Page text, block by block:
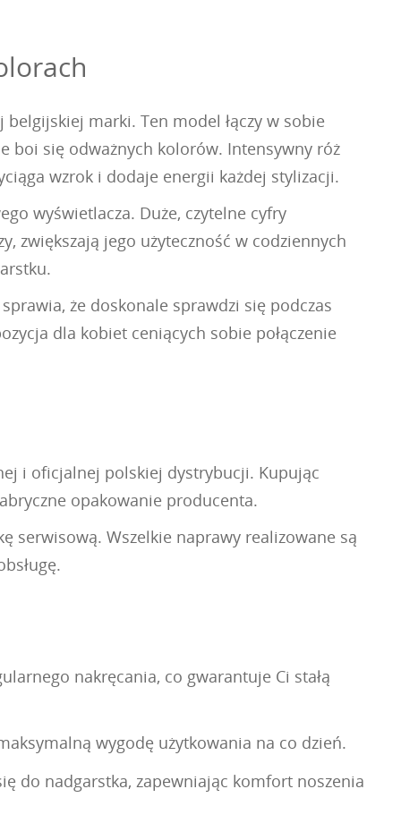
marki. Ten model łączy w sobie
boi się odważnych kolorów. Intensywny róż
wzrok i dodaje energii każdej stylizacji.
wyświetlacza. Duże, czytelne cyfry
zwiększają jego użyteczność w codziennych
że doskonale sprawdzi się podczas
dla kobiet ceniących sobie połączenie
i oficjalnej polskiej dystrybucji. Kupując
opakowanie producenta.
serwisową. Wszelkie naprawy realizowane są
nakręcania, co gwarantuje Ci stałą
wygodę użytkowania na co dzień.
do nadgarstka, zapewniając komfort noszenia